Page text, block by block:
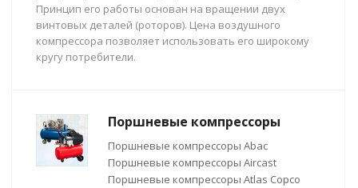
Принцип его работы основан на вращении двух
винтовых деталей (роторов). Цена воздушного
компрессора позволяет использовать его широкому
кругу потребители.
Поршневые компрессоры
Поршневые компрессоры Abac
Поршневые компрессоры Aircast
Поршневые компрессоры Atlas Copco